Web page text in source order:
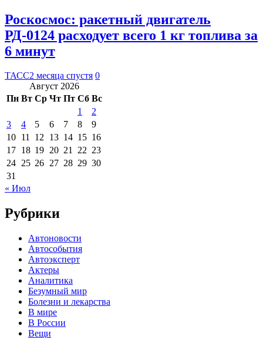
Роскосмос: ракетный двигатель
РД-0124 расходует всего 1 кг топлива за
6 минут
ТАСС2 месяца спустя 0
Август 2026
Пн Вт Ср Чт Пт Сб Вс
1
2
3
4 5 6 7 8
9
10 11 12 13 14 15 16
17 18 19 20 21 22 23
24 25 26 27 28 29 30
31
« Июл
Рубрики
Автоновости
Автособытия
Автоэксперт
Актеры
Аналитика
Безумный мир
Болезни и лекарства
В мире
В России
Вещи